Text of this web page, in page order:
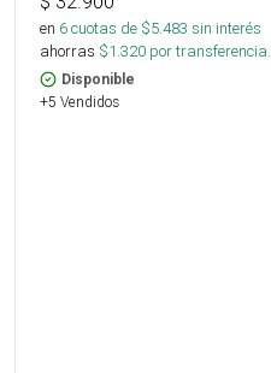
en 6cuotas de $5.483 sin interés
ahorras $1.320 por transferencia.
Disponible
+5 Vendidos